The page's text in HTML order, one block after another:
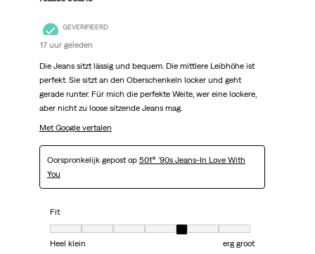
GEVERIFIEERD
17 uur geleden
Die Jeans sitzt lässig und bequem. Die mittlere Leibhöhe ist
perfekt. Sie sitzt an den Oberschenkeln locker und geht
gerade runter. Für mich die perfekte Weite, wer eine lockere,
aber nicht zu loose sitzende Jeans mag.
Met Google vertalen
Oorspronkelijk gepost op 501® '90s Jeans-In Love With
You
Fit
Fit, 5 van 7, waarbij 1 gelijk is aan Heel klein en 7 gelijk is aan erg groot
Heel klein
erg groot